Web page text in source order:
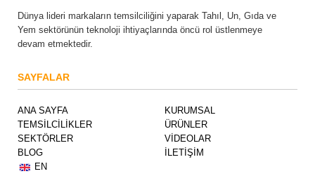
Dünya lideri markaların temsilciliğini yaparak Tahıl, Un, Gıda ve
Yem sektörünün teknoloji ihtiyaçlarında öncü rol üstlenmeye
devam etmektedir.
SAYFALAR
ANA SAYFA
KURUMSAL
TEMSİLCİLİKLER
ÜRÜNLER
SEKTÖRLER
VİDEOLAR
BLOG
İLETİŞİM
EN